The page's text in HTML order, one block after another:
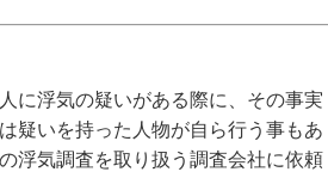
に浮気の疑いがある際に、その事実
疑いを持った人物が自ら行う事もあ
浮気調査を取り扱う調査会社に依頼